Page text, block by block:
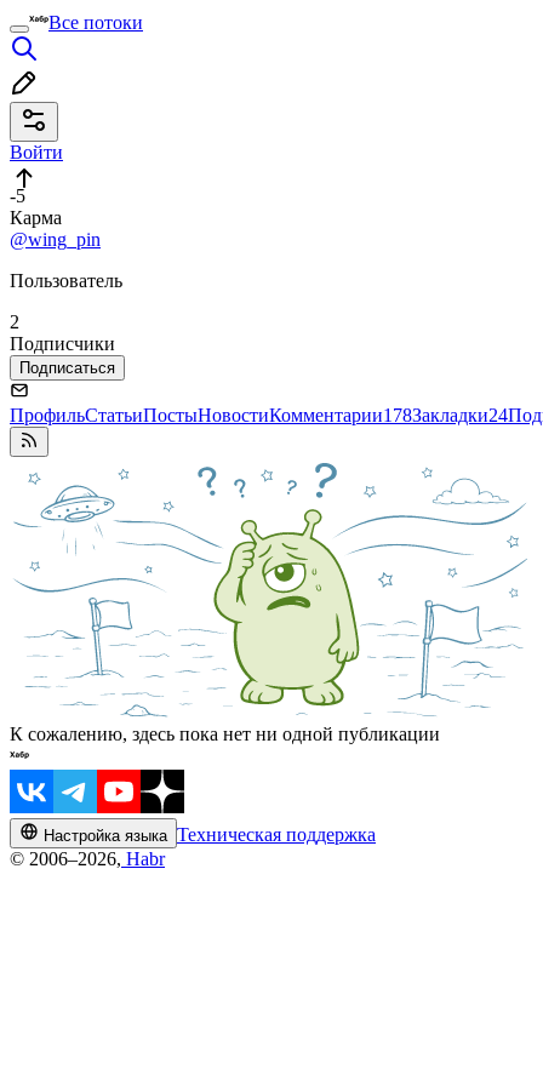
Все потоки
Войти
-5
Карма
@wing_pin
Пользователь
2
Подписчики
Подписаться
ПрофильСтатьиПостыНовостиКомментарии178Закладки24
К сожалению, здесь пока нет ни одной публикации
Настройка языка Техническая поддержка
© 2006–2026, Habr